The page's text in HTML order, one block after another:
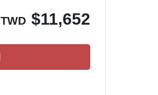
TWD $11,652